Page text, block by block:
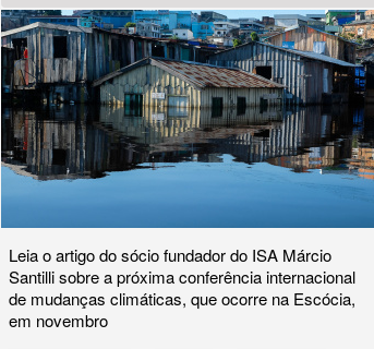
Leia o artigo do sócio fundador do ISA Márcio
Santilli sobre a próxima conferência internacional
de mudanças climáticas, que ocorre na Escócia,
em novembro